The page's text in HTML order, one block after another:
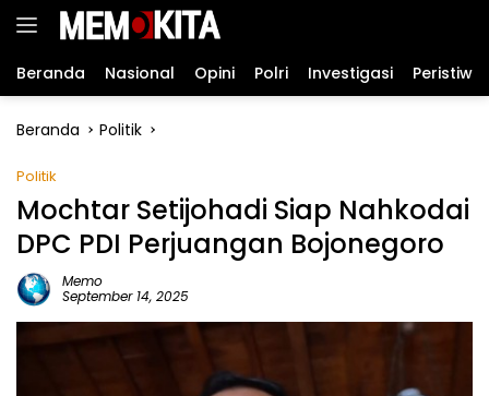
Langsung
Beranda Nasional Opini Polri Investigasi Peristiwa
Beranda Politik
Politik
Mochtar Setijohadi Siap Nahkodai
DPC PDI Perjuangan Bojonegoro
Memo
September 14, 2025